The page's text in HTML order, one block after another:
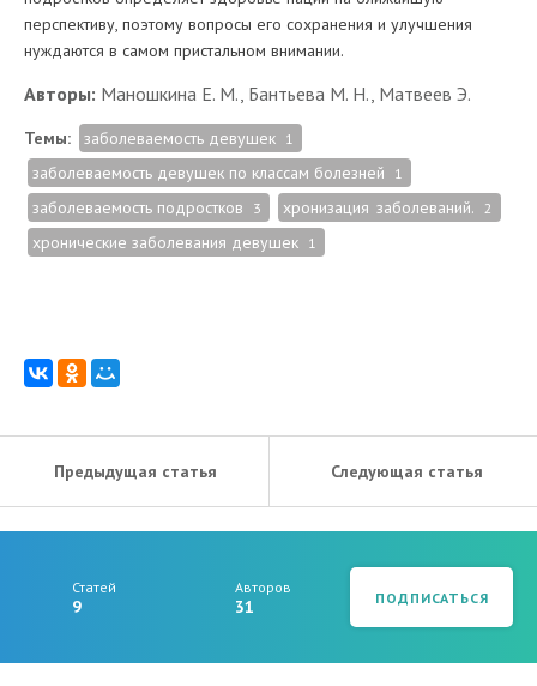
перспективу, поэтому вопросы его сохранения и улучшения
нуждаются в самом пристальном внимании.
Авторы: Маношкина Е. М., Бантьева М. Н., Матвеев Э.
Темы: заболеваемость девушек 1
заболеваемость девушек по классам болезней 1
заболеваемость подростков 3 хронизация заболеваний. 2
хронические заболевания девушек 1
Предыдущая статья Следующая статья
Статей
9
Авторов
31 ПОДПИСАТЬСЯ